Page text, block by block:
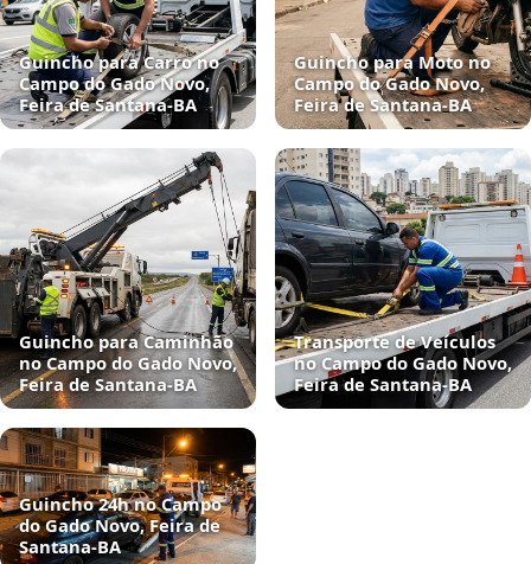
Guincho para Carro no
Campo do Gado Novo,
Feira de Santana‑BA
Guincho para Moto no
Campo do Gado Novo,
Feira de Santana‑BA
Guincho para Caminhão
no Campo do Gado Novo,
Feira de Santana‑BA
Transporte de Veículos
no Campo do Gado Novo,
Feira de Santana‑BA
Guincho 24h no Campo
do Gado Novo, Feira de
Santana‑BA